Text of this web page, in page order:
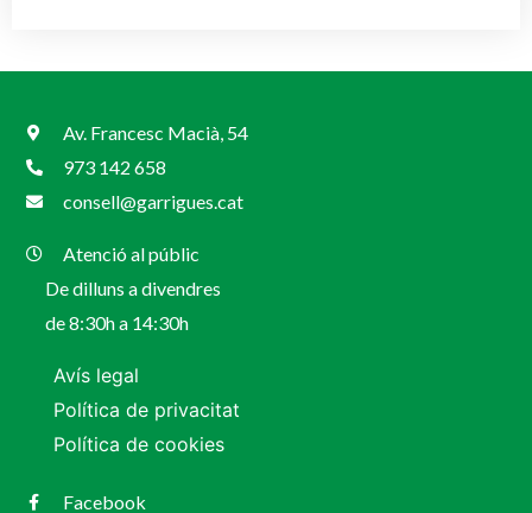
Av. Francesc Macià, 54
973 142 658
consell@garrigues.cat
Atenció al públic
De dilluns a divendres
de 8:30h a 14:30h
Avís legal
Política de privacitat
Política de cookies
Facebook